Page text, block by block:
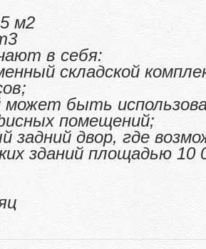
м2
в себя:
складской
быть
помещений;
задний двор, где
зданий площадью 10